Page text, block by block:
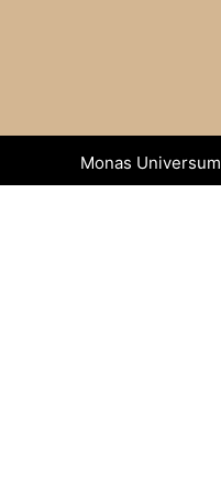
Monas Universum